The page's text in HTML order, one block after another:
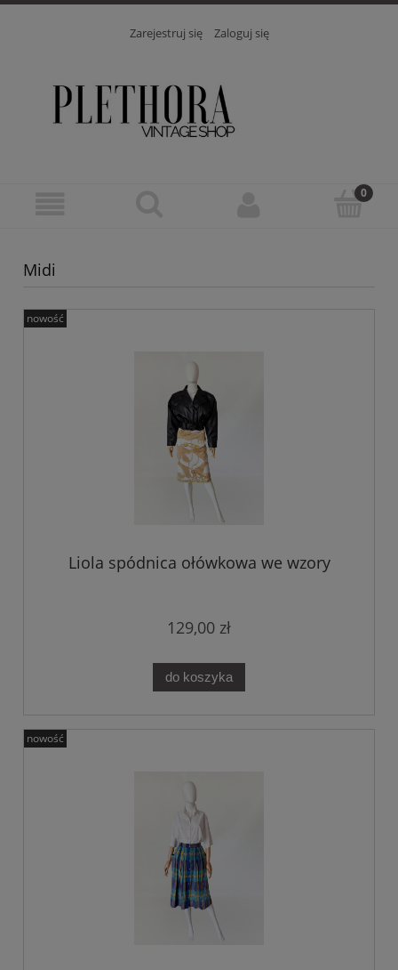
Zarejestruj się Zaloguj się
Midi
Liola spódnica ołówkowa we wzory
129,00 zł
do koszyka
nowość
nowość